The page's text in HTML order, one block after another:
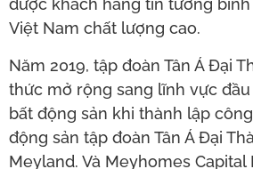
được khách hàng tin tưởng
Việt Nam chất lượng cao.
Năm 2019, tập đoàn Tân Á Đại
thức mở rộng sang lĩnh vực
bất động sản khi thành lập
động sản tập đoàn Tân Á Đại
Meyland. Và Meyhomes Capital